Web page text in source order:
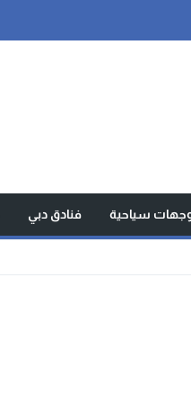
سياحية فنادق دبي